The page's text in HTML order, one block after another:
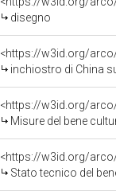
disegno
inchiostro di China
<https://w3id.org/
Misure del bene
<https://w3id.org/
Stato tecnico del